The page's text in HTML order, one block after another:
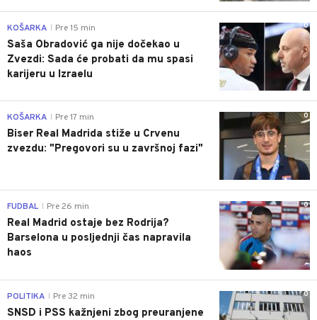
0
KOŠARKA Pre 15 min
Saša Obradović ga nije dočekao u
Zvezdi: Sada će probati da mu spasi
karijeru u Izraelu
0
KOŠARKA Pre 17 min
Biser Real Madrida stiže u Crvenu
zvezdu: "Pregovori su u završnoj fazi"
0
FUDBAL Pre 26 min
Real Madrid ostaje bez Rodrija?
Barselona u posljednji čas napravila
haos
0
POLITIKA Pre 32 min
SNSD i PSS kažnjeni zbog preuranjene